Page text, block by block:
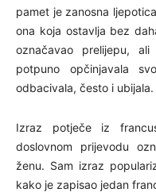
pamet je zanosna
ona koja ostavlja bez
označavao prelijepu,
potpuno opčinjavala
odbacivala, često i ubijala.
Izraz potječe iz
doslovnom prijevodu
ženu. Sam izraz
kako je zapisao jedan